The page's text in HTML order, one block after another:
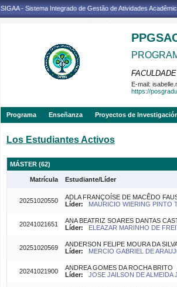
SIGAA - Sistema Integrado de Gestão de Atividades
E-mail:
https://
Programa Enseñanza Proyectos de
Los Estudiantes Activos
MÁSTER (62)
Matrícula Estudiante/Líder
20251020550
ADLA FRANÇOÍSE DE MACÊDO
Líder:
MAURICIO WIERING PINTO
20241021651
ANA BEATRIZ SOARES DANTAS
Líder:
ELEAZAR MARINHO DE
20251020569
ANDERSON FELIPE MOURA DA
Líder:
MERCIO GABRIEL DE
20241021900
ANDREA GOMES DA ROCHA BRITO
Líder:
JOSE JAILSON DE ALMEIDA